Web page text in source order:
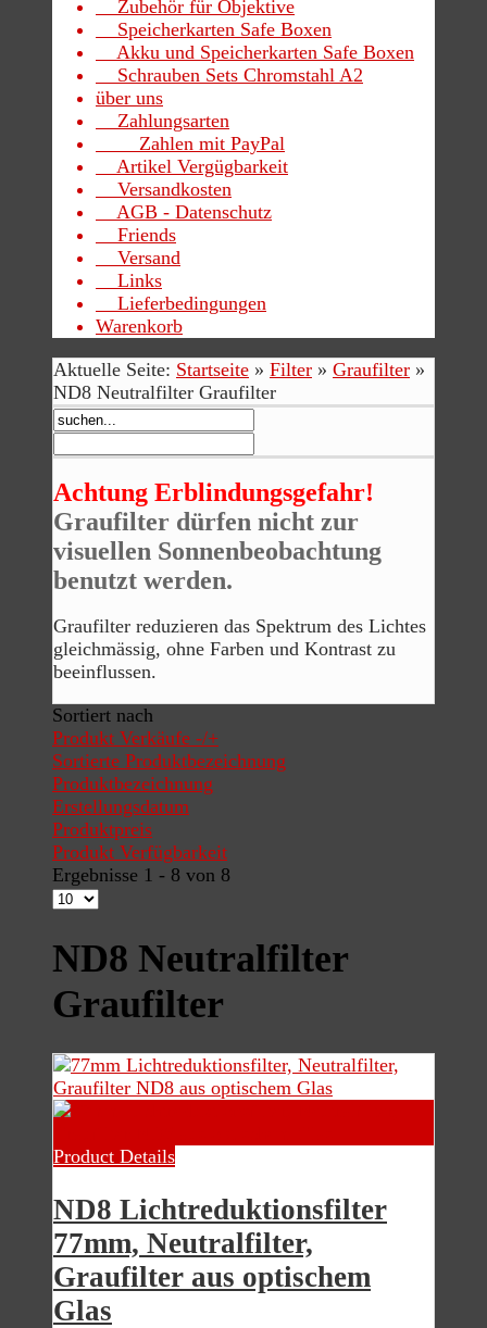
Zubehör für Objektive
Speicherkarten Safe Boxen
Akku und Speicherkarten Safe Boxen
Schrauben Sets Chromstahl A2
über uns
Zahlungsarten
Zahlen mit PayPal
Artikel Vergügbarkeit
Versandkosten
AGB - Datenschutz
Friends
Versand
Links
Lieferbedingungen
Warenkorb
Aktuelle Seite: Startseite » Filter » Graufilter »
ND8 Neutralfilter Graufilter
Achtung Erblindungsgefahr!
Graufilter dürfen nicht zur
visuellen Sonnenbeobachtung
benutzt werden.
Graufilter reduzieren das Spektrum des Lichtes
gleichmässig, ohne Farben und Kontrast zu
beeinflussen.
Sortiert nach
Produkt Verkäufe -/+
Sortierte Produktbezeichnung
Produktbezeichnung
Erstellungsdatum
Produktpreis
Produkt Verfügbarkeit
Ergebnisse 1 - 8 von 8
ND8 Neutralfilter
Graufilter
Product Details
ND8 Lichtreduktionsfilter
77mm, Neutralfilter,
Graufilter aus optischem
Glas